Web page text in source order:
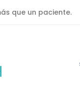
que un paciente.